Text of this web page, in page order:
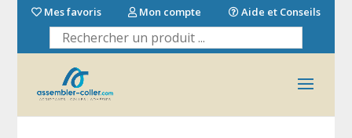
Mes favoris Mon compte Aide et Conseils